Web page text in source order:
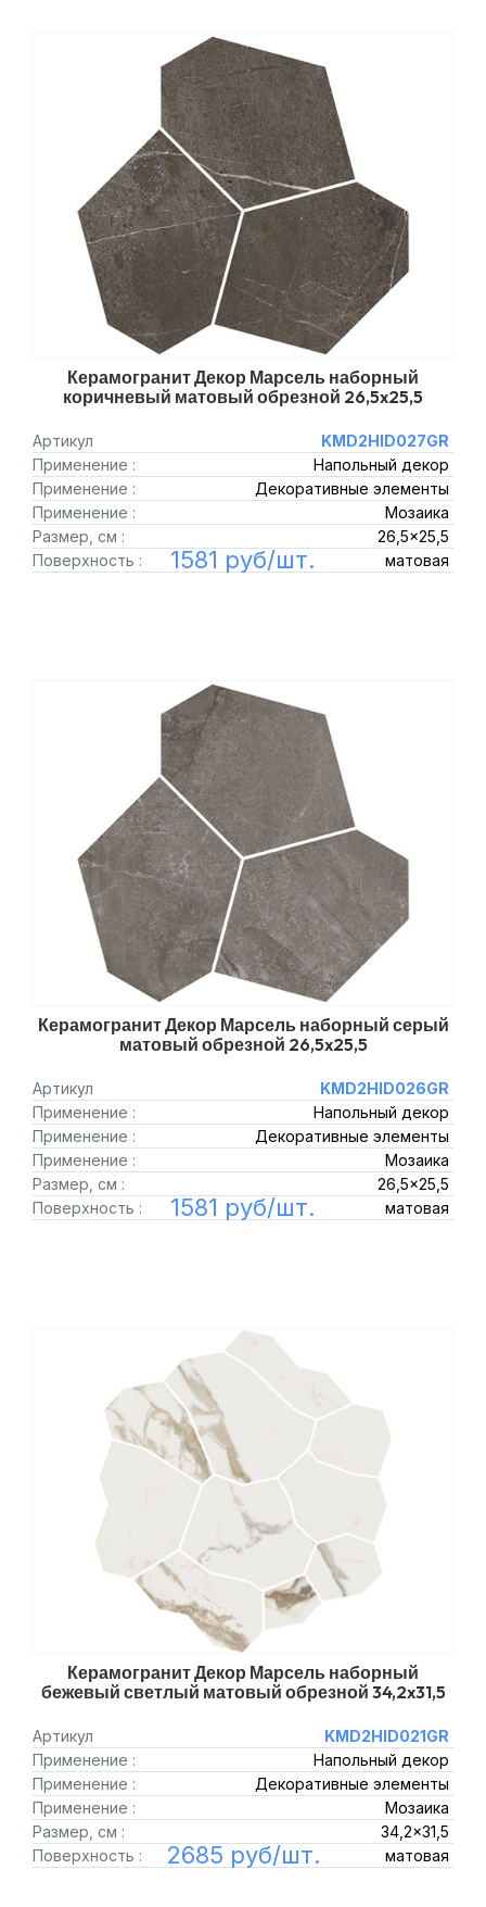
Керамогранит Декор Марсель наборный
коричневый матовый обрезной 26,5x25,5
Артикул
KMD2HID027GR
Применение :
Напольный декор
Применение :
Декоративные элементы
Применение :
Мозаика
Размер, см :
26,5x25,5
Поверхность :
матовая
1581 руб/шт.
Керамогранит Декор Марсель наборный серый
матовый обрезной 26,5x25,5
Артикул
KMD2HID026GR
Применение :
Напольный декор
Применение :
Декоративные элементы
Применение :
Мозаика
Размер, см :
26,5x25,5
Поверхность :
матовая
1581 руб/шт.
Керамогранит Декор Марсель наборный
бежевый светлый матовый обрезной 34,2x31,5
Артикул
KMD2HID021GR
Применение :
Напольный декор
Применение :
Декоративные элементы
Применение :
Мозаика
Размер, см :
34,2x31,5
Поверхность :
матовая
2685 руб/шт.